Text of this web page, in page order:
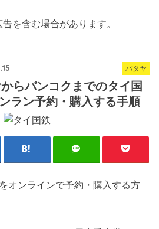
を含む場合があります。
パタヤ
からバンコクまでのタイ国
ラン予約・購入する手順
オンラインで予約・購入する方